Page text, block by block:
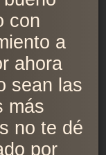
con
a
ahora
sean las
más
no te dé
por